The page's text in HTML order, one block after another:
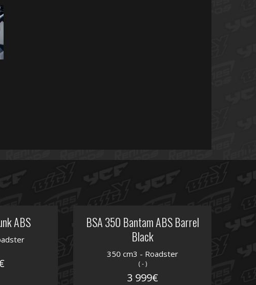
ABS
BSA 350 Bantam ABS Barrel
Black
350 cm3 - Roadster
( - )
3 999€